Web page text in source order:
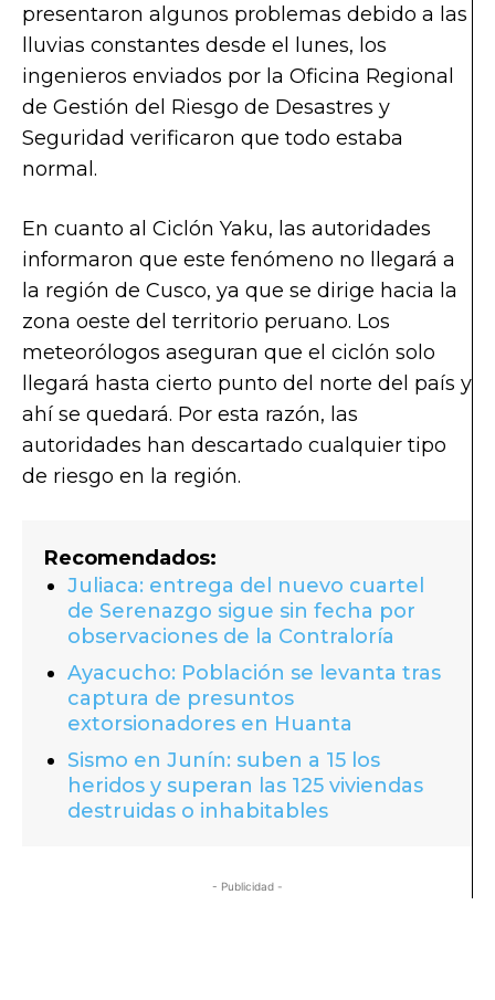
presentaron algunos problemas debido a las
lluvias constantes desde el lunes, los
ingenieros enviados por la Oficina Regional
de Gestión del Riesgo de Desastres y
Seguridad verificaron que todo estaba
normal.
En cuanto al Ciclón Yaku, las autoridades
informaron que este fenómeno no llegará a
la región de Cusco, ya que se dirige hacia la
zona oeste del territorio peruano. Los
meteorólogos aseguran que el ciclón solo
llegará hasta cierto punto del norte del país y
ahí se quedará. Por esta razón, las
autoridades han descartado cualquier tipo
de riesgo en la región.
Recomendados:
Juliaca: entrega del nuevo cuartel
de Serenazgo sigue sin fecha por
observaciones de la Contraloría
Ayacucho: Población se levanta tras
captura de presuntos
extorsionadores en Huanta
Sismo en Junín: suben a 15 los
heridos y superan las 125 viviendas
destruidas o inhabitables
- Publicidad -